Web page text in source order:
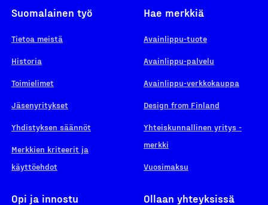
Suomalainen työ
Tietoa meistä
Historia
Toimielimet
Jäsenyritykset
Yhdistyksen säännöt
Merkkien kriteerit ja
käyttöehdot
Hae merkkiä
Avainlippu-tuote
Avainlippu-palvelu
Avainlippu-verkkokauppa
Design from Finland
Yhteiskunnallinen yritys -
merkki
Vuosimaksu
Opi ja innostu Ollaan yhteyksissä